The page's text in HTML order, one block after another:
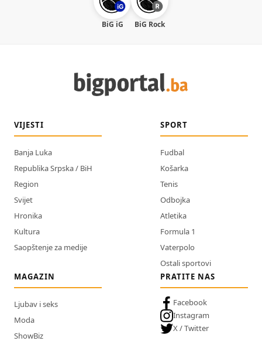
BiG iG BiG Rock
VIJESTI
Banja Luka
Republika Srpska / BiH
Region
Svijet
Hronika
Kultura
Saopštenje za medije
SPORT
Fudbal
Košarka
Tenis
Odbojka
Atletika
Formula 1
Vaterpolo
Ostali sportovi
MAGAZIN
Ljubav i seks
Moda
ShowBiz
PRATITE NAS
Facebook
Instagram
X / Twitter